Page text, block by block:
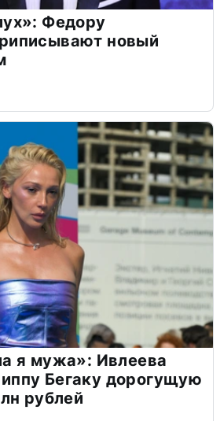
Федору
новый
я мужа»: Ивлеева
Бегаку дорогущую
рублей